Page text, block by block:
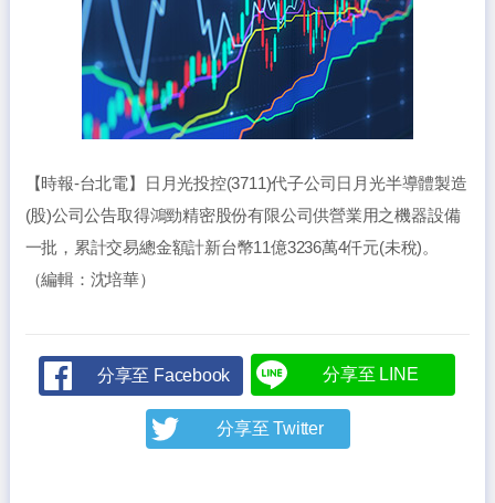
【時報-台北電】日月光投控(3711)代子公司日月光半導體製造
(股)公司公告取得鴻勁精密股份有限公司供營業用之機器設備
一批，累計交易總金額計新台幣11億3236萬4仟元(未稅)。
（編輯：沈培華）
分享至 Facebook 分享至 LINE
分享至 Twitter